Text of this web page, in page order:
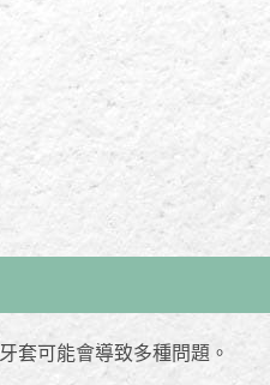
套可能會導致多種問題。